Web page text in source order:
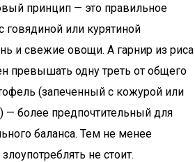
принцип — это правильное
говядиной или курятиной
и свежие овощи. А гарнир из риса
превышать одну треть от общего
(запеченный с кожурой или
более предпочтительный для
баланса. Тем не менее
не стоит.